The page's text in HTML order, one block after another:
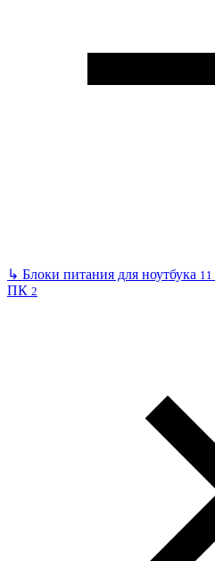
↳ Блоки питания для ноутбука 11
ПК 2